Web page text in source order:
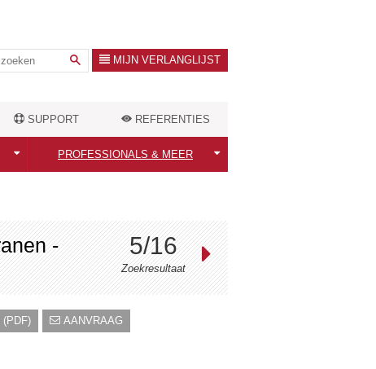
MIJN VERLANGLIJST
SUPPORT REFERENTIES
PROFESSIONALS & MEER
Warmtebehoefte berekenen
Outlet Store
5/16
Zoekresultaat
-
(PDF) AANVRAAG